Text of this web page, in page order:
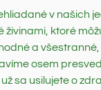
v našich
živinami, ktoré
a
osem
sa usilujete o